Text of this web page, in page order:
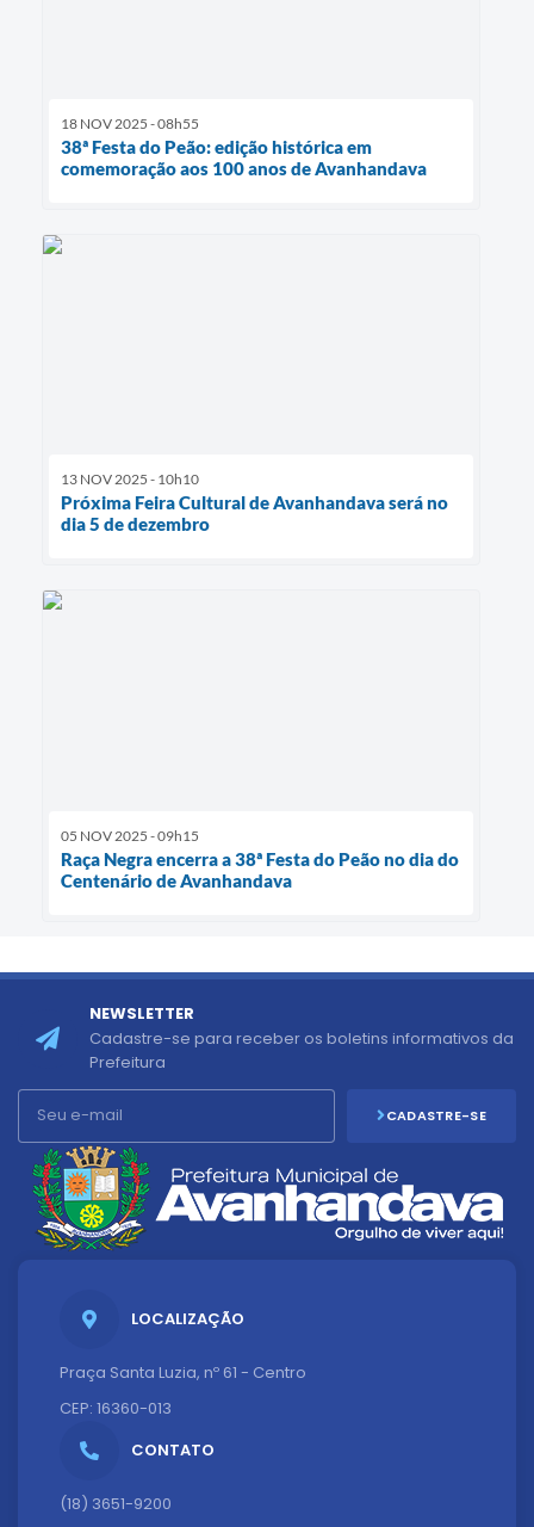
18 NOV 2025 - 08h55
38ª Festa do Peão: edição histórica em
comemoração aos 100 anos de Avanhandava
13 NOV 2025 - 10h10
Próxima Feira Cultural de Avanhandava será no
dia 5 de dezembro
05 NOV 2025 - 09h15
Raça Negra encerra a 38ª Festa do Peão no dia do
Centenário de Avanhandava
LOCALIZAÇÃO
Praça Santa Luzia, nº 61 - Centro
CEP: 16360-013
CONTATO
(18) 3651-9200
NEWSLETTER
Cadastre-se para receber os boletins informativos da
Prefeitura
CADASTRE-SE